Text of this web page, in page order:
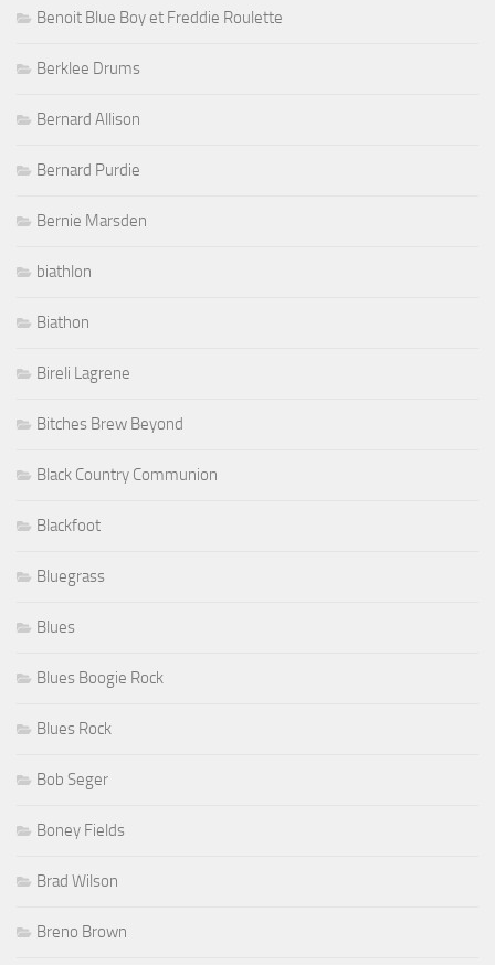
Benoit Blue Boy et Freddie Roulette
Berklee Drums
Bernard Allison
Bernard Purdie
Bernie Marsden
biathlon
Biathon
Bireli Lagrene
Bitches Brew Beyond
Black Country Communion
Blackfoot
Bluegrass
Blues
Blues Boogie Rock
Blues Rock
Bob Seger
Boney Fields
Brad Wilson
Breno Brown